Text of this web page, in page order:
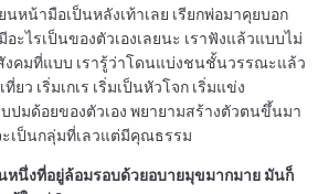
หน้ามือเป็นหลังเท้าเลย เรียกพ่อมาคุยบอก
ะไรเป็นของตัวเองเลยนะ เราฟังแล้วแบบไม่
งคมที่แบบ เรารู้ว่าโดนแบ่งชนชั้นวรรณะแล้ว
ยว เริ่มเกเร เริ่มเป็นหัวโจก เริ่มแข่ง
บปมด้อยของตัวเอง พยายามสร้างตัวตนขึ้นมา
เป็นกลุ่มที่เลวแต่มีคุณธรรม
หนึ่งที่อยู่ล้อมรอบด้วยอบายมุขมากมาย มันก็